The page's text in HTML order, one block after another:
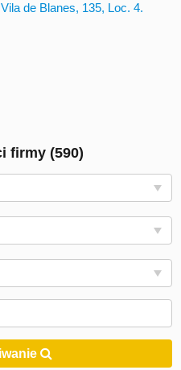
de Blanes, 135, Loc. 4.
firmy (590)